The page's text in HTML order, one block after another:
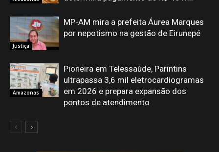
Justiça
MP-AM mira a prefeita Áurea Marques
por nepotismo na gestão de Eirunepé
Amazonas
Pioneira em Telessaúde, Parintins
ultrapassa 3,6 mil eletrocardiogramas
em 2026 e prepara expansão dos
pontos de atendimento